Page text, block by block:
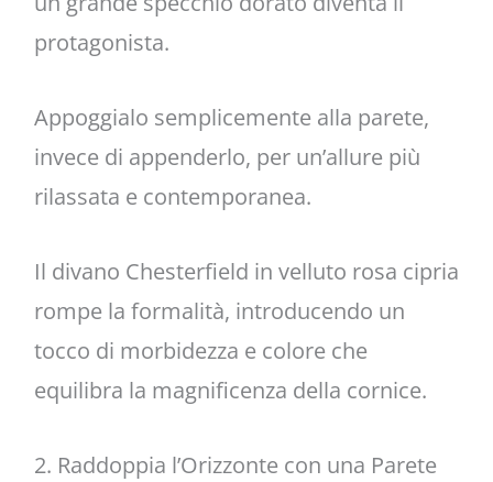
protagonista.
Appoggialo semplicemente alla parete,
invece di appenderlo, per un’allure più
rilassata e contemporanea.
Il divano Chesterfield in velluto rosa cipria
rompe la formalità, introducendo un
tocco di morbidezza e colore che
equilibra la magnificenza della cornice.
2. Raddoppia l’Orizzonte con una Parete